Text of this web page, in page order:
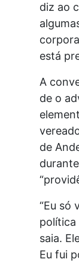
diz ao
está
A
de o
de
“Eu só
política
saia.
Eu fui